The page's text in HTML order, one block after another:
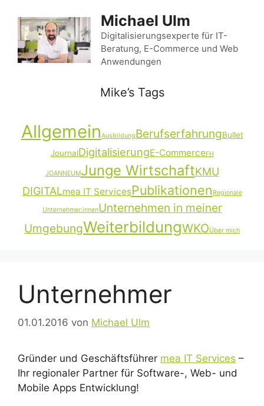
Inhalt
springen
Michael Ulm
Digitalisierungsexperte für IT-
Beratung, E-Commerce und Web
Anwendungen
Mike’s Tags
AllgemeinAusbildungBerufserfahrungBullet
JournalDigitalisierungE-CommerceFH
JOANNEUMJunge WirtschaftKMU
DIGITALmea IT ServicesPublikationen Regionale
Unternehmer:innenUnternehmen in meiner
UmgebungWeiterbildungWKOÜber mich
Unternehmer
01.01.2016 von Michael Ulm
Gründer und Geschäftsführer mea IT Services –
Ihr regionaler Partner für Software-, Web- und
Mobile Apps Entwicklung!